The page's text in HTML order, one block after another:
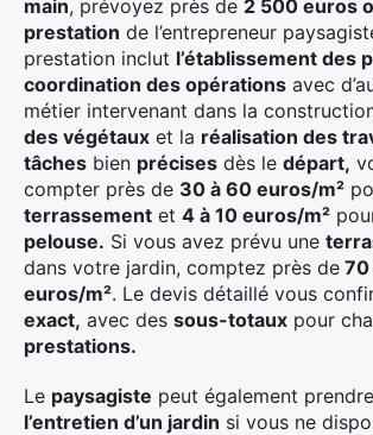
main, prévoyez près de 2 500 euros
prestation de l’entrepreneur
prestation inclut l’établissement des
coordination des opérations avec
métier intervenant dans la
des végétaux et la réalisation des
tâches bien précises dès le départ,
compter près de 30 à 60 euros/m²
terrassement et 4 à 10 euros/m²
pelouse. Si vous avez prévu une
dans votre jardin, comptez près de 70
euros/m². Le devis détaillé vous
exact, avec des sous-totaux pour
prestations.
Le paysagiste peut également
l’entretien d’un jardin si vous ne